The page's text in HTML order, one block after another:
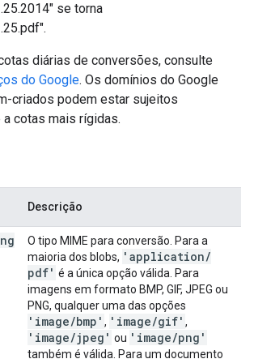
se torna
diárias de conversões, consulte
do Google. Os domínios do Google
criados podem estar sujeitos
cotas mais rígidas.
Descrição
O tipo MIME para conversão. Para a
maioria dos blobs, 'application/
pdf' é a única opção válida. Para
imagens em formato BMP, GIF, JPEG ou
PNG, qualquer uma das opções
'image/bmp' , 'image/gif' ,
'image/jpeg' ou 'image/png'
também é válida. Para um documento